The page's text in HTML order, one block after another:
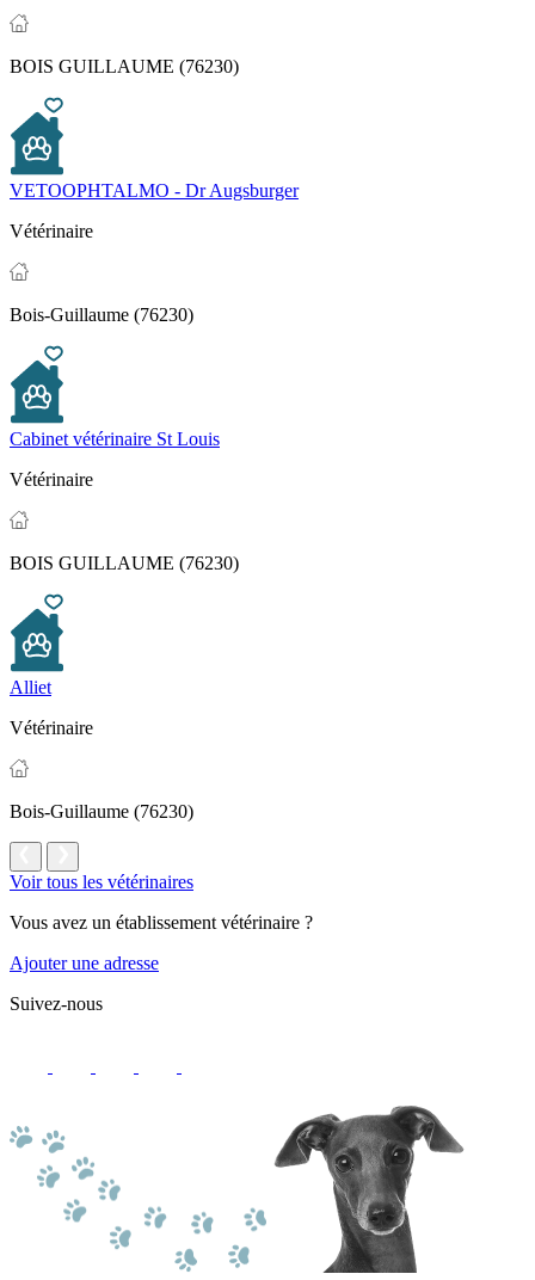
BOIS GUILLAUME (76230)
VETOOPHTALMO - Dr Augsburger
Vétérinaire
Bois-Guillaume (76230)
Cabinet vétérinaire St Louis
Vétérinaire
BOIS GUILLAUME (76230)
Alliet
Vétérinaire
Bois-Guillaume (76230)
Voir tous les vétérinaires
Vous avez un établissement vétérinaire ?
Ajouter une adresse
Suivez-nous